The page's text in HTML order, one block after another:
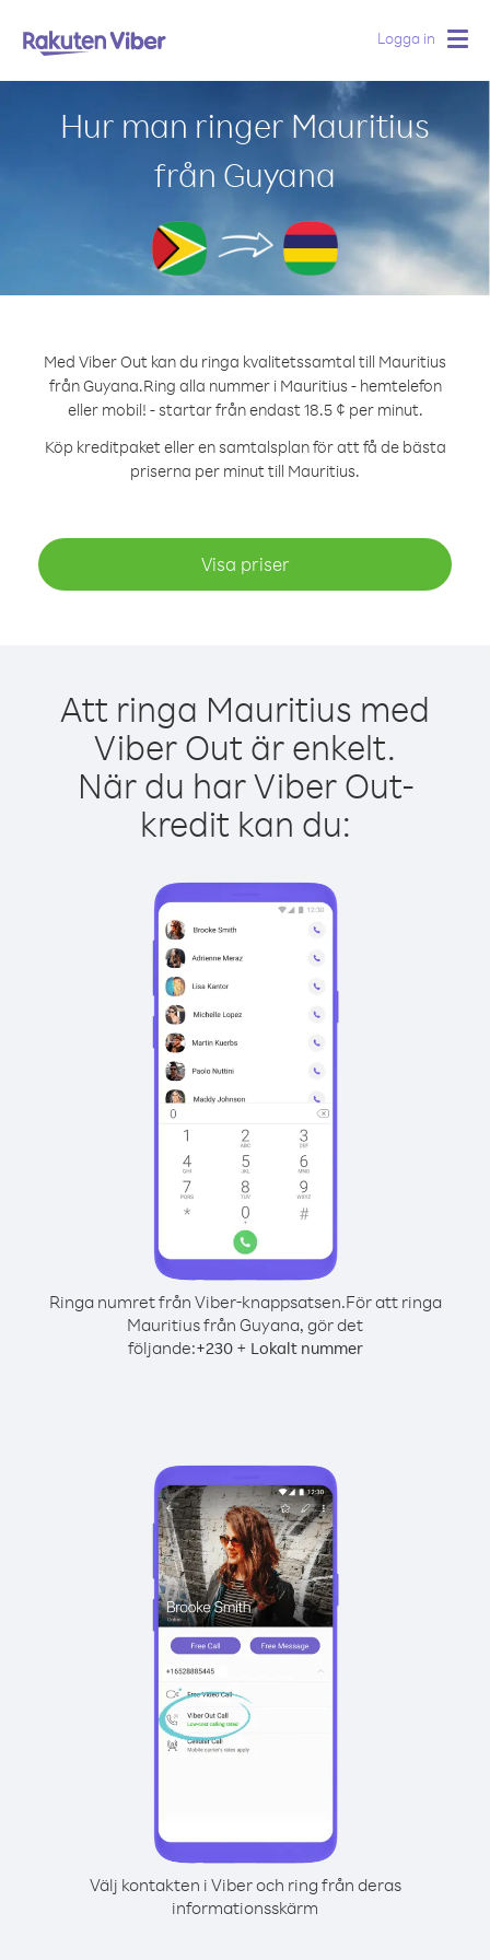
Logga in
Hur man ringer Mauritius
från Guyana
Med Viber Out kan du ringa kvalitetssamtal till Mauritius
från Guyana.Ring alla nummer i Mauritius - hemtelefon
eller mobil! - startar från endast 18.5 ¢ per minut.
Köp kreditpaket eller en samtalsplan för att få de bästa
priserna per minut till Mauritius.
Visa priser
Att ringa Mauritius med
Viber Out är enkelt.
När du har Viber Out-
kredit kan du:
Ringa numret från Viber-knappsatsen.För att ringa
Mauritius från Guyana, gör det
följande:+230+ Lokalt nummer
Välj kontakten i Viber och ring från deras
informationsskärm